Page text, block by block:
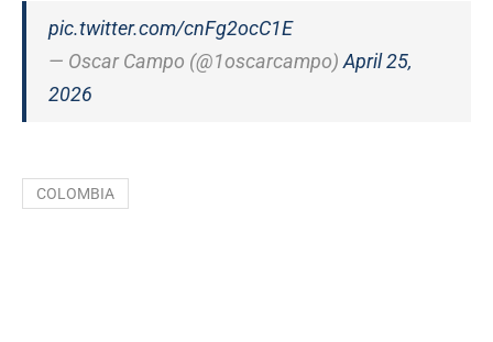
pic.twitter.com/cnFg2ocC1E
— Oscar Campo (@1oscarcampo) April 25,
2026
COLOMBIA